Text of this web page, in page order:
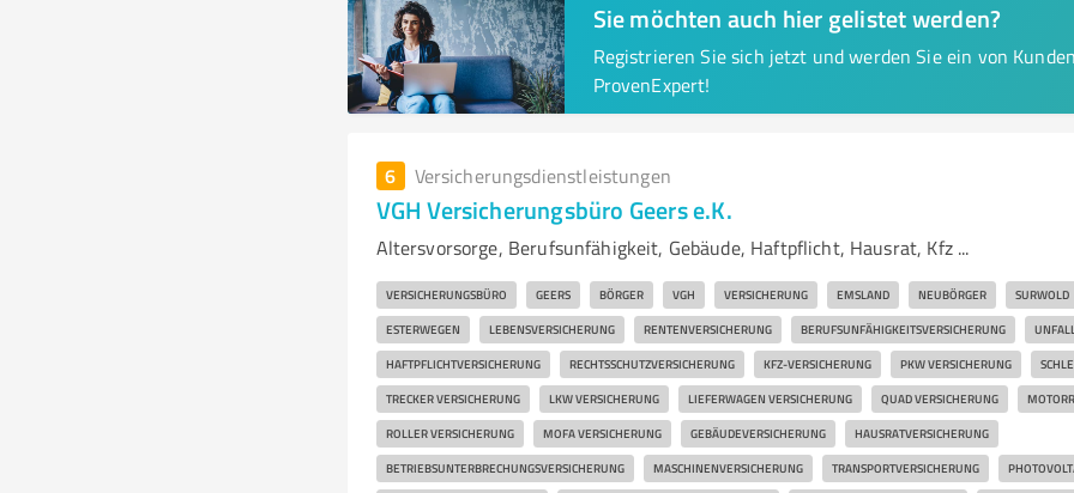
Sie möchten auch hier gelistet werden?
Registrieren Sie sich jetzt und werden Sie ein von
ProvenExpert!
6 Versicherungsdienstleistungen
VGH Versicherungsbüro Geers e.K.
Altersvorsorge, Berufsunfähigkeit, Gebäude, Haftpflicht, Hausrat, Kfz ...
VERSICHERUNGSBÜRO GEERS BÖRGER VGH VERSICHERUNG EMSLAND NEUBÖRGER SURWOLD
ESTERWEGEN LEBENSVERSICHERUNG RENTENVERSICHERUNG BERUFSUNFÄHIGKEITSVERSICHERUNG
HAFTPFLICHTVERSICHERUNG RECHTSSCHUTZVERSICHERUNG KFZ-VERSICHERUNG PKW VERSICHERUNG
TRECKER VERSICHERUNG LKW VERSICHERUNG LIEFERWAGEN VERSICHERUNG QUAD VERSICHERUNG
ROLLER VERSICHERUNG MOFA VERSICHERUNG GEBÄUDEVERSICHERUNG HAUSRATVERSICHERUNG
BETRIEBSUNTERBRECHUNGSVERSICHERUNG MASCHINENVERSICHERUNG TRANSPORTVERSICHERUNG